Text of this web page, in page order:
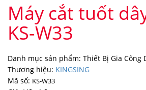
Máy cắt tuốt
KS-W33
Danh mục sản phẩm: Thiết Bị Gia Công
Thương hiệu: KINGSING
Mã số: KS-W33